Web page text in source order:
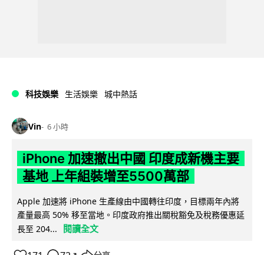
科技娛樂 生活娛樂 城中熱話
Vin 6 小時
iPhone 加速撤出中國 印度成新機主要
基地 上年組裝增至5500萬部
Apple 加速將 iPhone 生產線由中國轉往印度，目標兩年內將
產量最高 50% 移至當地。印度政府推出關稅豁免及稅務優惠延
長至 204...
閱讀全文